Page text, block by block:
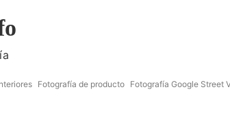
Fotografía de producto Fotografía Google Street